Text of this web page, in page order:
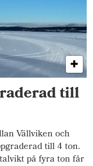
till
Vällviken och
till 4 ton.
på fyra ton får